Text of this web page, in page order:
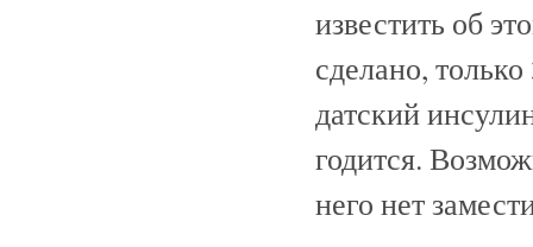
известить об
сделано,
датский
годится.
него нет